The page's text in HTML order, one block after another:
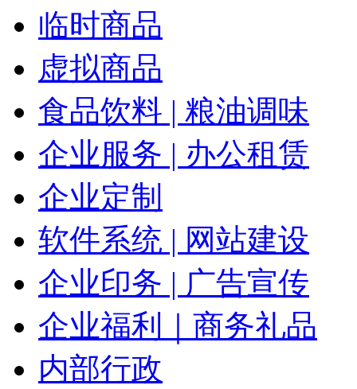
临时商品
虚拟商品
食品饮料 | 粮油调味
企业服务 | 办公租赁
企业定制
软件系统 | 网站建设
企业印务 | 广告宣传
企业福利｜商务礼品
内部行政